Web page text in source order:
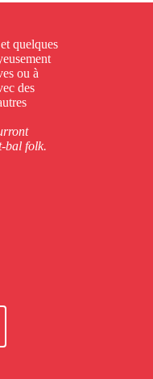
quelques
ou à
des
bal folk.